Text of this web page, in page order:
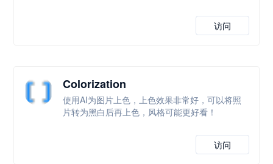
访问
Colorization
使用AI为图片上色，上色效果非常好，可以将照
片转为黑白后再上色，风格可能更好看！
访问